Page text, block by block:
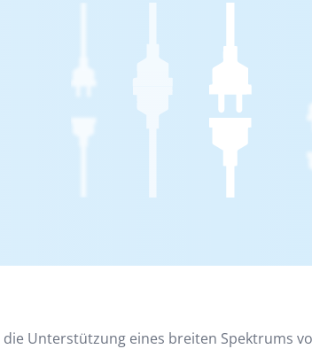
Unterstützung eines breiten Spektrums